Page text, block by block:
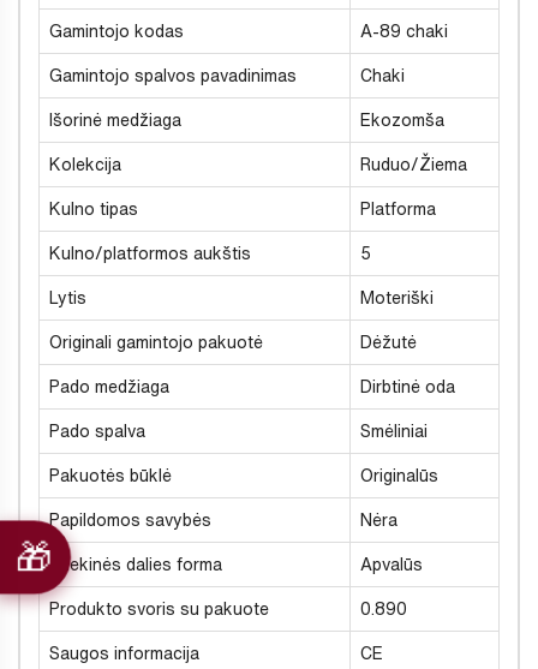
Gamintojo kodas A-89 chaki
Gamintojo spalvos pavadinimas Chaki
Išorinė medžiaga Ekozomša
Kolekcija Ruduo/Žiema
Kulno tipas Platforma
Kulno/platformos aukštis 5
Lytis Moteriški
Originali gamintojo pakuotė Dėžutė
Pado medžiaga Dirbtinė oda
Pado spalva Smėliniai
Pakuotės būklė Originalūs
Papildomos savybės Nėra
Priekinės dalies forma Apvalūs
Produkto svoris su pakuote 0.890
Saugos informacija CE